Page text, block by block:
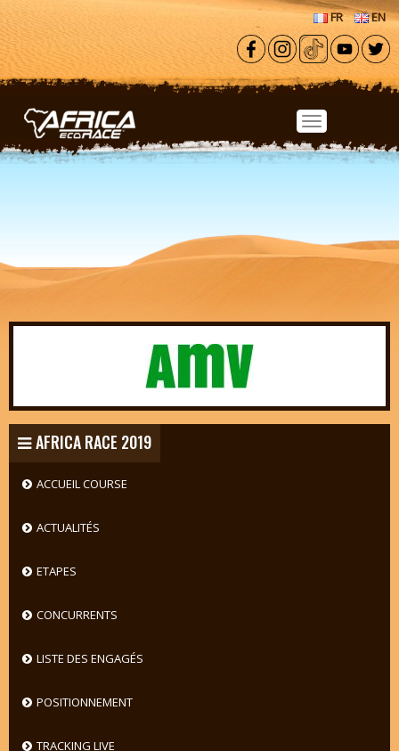
Aller au contenu principal
FR EN
AFRICA RACE 2019
ACCUEIL COURSE
ACTUALITÉS
ETAPES
CONCURRENTS
LISTE DES ENGAGÉS
POSITIONNEMENT
TRACKING LIVE